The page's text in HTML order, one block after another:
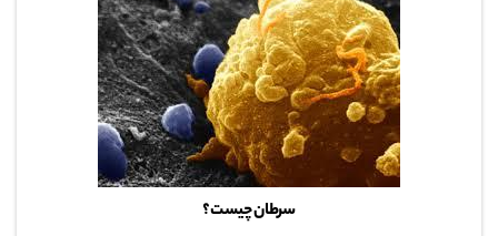
سرطان چیست؟